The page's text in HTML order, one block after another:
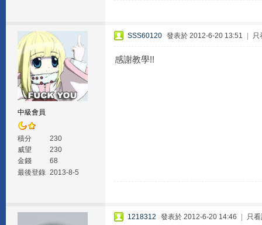
中級會員
積分
230
威望
230
金錢
68
最後登錄 2013-8-5
SSS60120 發表於 2012-6-20 13:51 只
感謝教學!!
1218312 發表於 2012-6-20 14:46 只